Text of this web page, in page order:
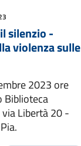
silenzio -
violenza sulle
2023 ore
Biblioteca
Libertà 20 -